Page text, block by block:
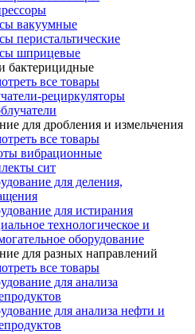
вакуумные
перистальтические
шприцевые
бактерицидные
все товары
рециркуляторы
для дробления и измельчения
все товары
вибрационные
сит
для деления,
для истирания
технологическое и
оборудование
для разных направлений
все товары
для анализа
для анализа нефти и